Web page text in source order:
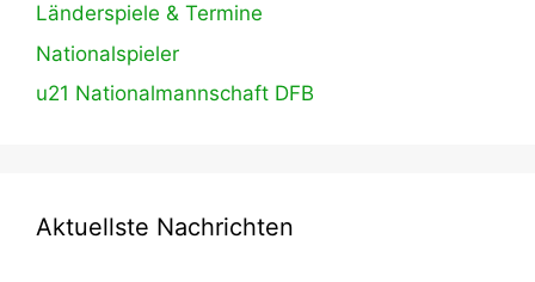
Länderspiele & Termine
Nationalspieler
u21 Nationalmannschaft DFB
Aktuellste Nachrichten